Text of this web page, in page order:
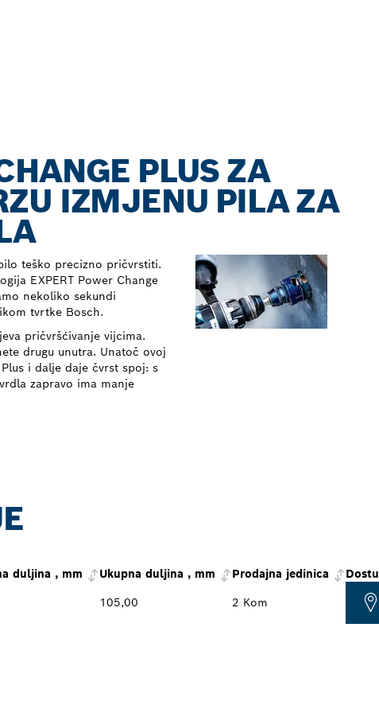
PLUS ZA
IZMJENU PILA ZA
teško precizno pričvrstiti.
EXPERT Power Change
nekoliko sekundi
tvrtke Bosch.
pričvršćivanje vijcima.
drugu unutra. Unatoč ovoj
i dalje daje čvrst spoj: s
zapravo ima manje
duljina , mm Ukupna duljina , mm Prodajna jedinica
105,00 2 Kom